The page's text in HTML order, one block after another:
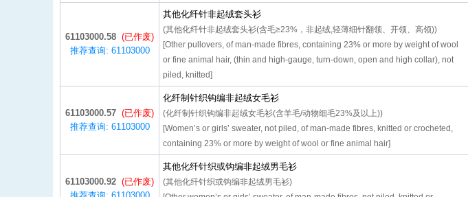
61103000.58 (已作废)
推荐查询: 61103000
其他化纤针非起绒套头衫
(其他化纤针非起绒套头衫(含毛≥23%，非起绒,轻薄细针翻领、开领、高领))
[Other pullovers, of man-made fibres, containing 23% or more by weight of wool
or fine animal hair, (thin and high-gauge, turn-down, open and high collar), not
piled, knitted]
61103000.57 (已作废)
推荐查询: 61103000
化纤制针织钩编非起绒女毛衫
(化纤制针织钩编非起绒女毛衫(含羊毛/动物细毛23%及以上))
[Women’s or girls’ sweater, not piled, of man-made fibres, knitted or crocheted,
containing 23% or more by weight of wool or fine animal hair]
61103000.92 (已作废)
其他化纤针织或钩编非起绒男毛衫
(其他化纤针织或钩编非起绒男毛衫)